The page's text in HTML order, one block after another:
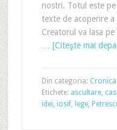
nostri. Totul este
texte de acoperire
Creatorul va lasa
[Citeşte mai
Din categoria:
Etichete: ascultare,
idei, iosif, lege,